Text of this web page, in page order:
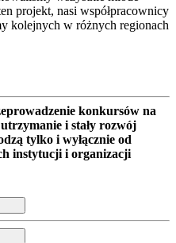
projekt, nasi współpracownicy
kolejnych w różnych regionach
konkursów na
i stały rozwój
tylko i wyłącznie od
instytucji i organizacji